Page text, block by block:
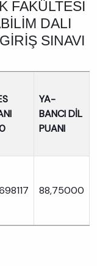
FAKÜLTESİ
DALI
SINAVI
YA-
BANCI DİL
PUANI
88,75000